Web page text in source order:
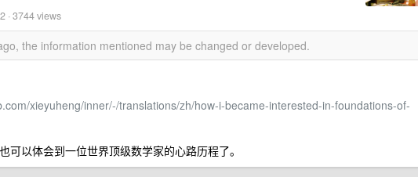
· 3744 views
the information mentioned may be changed or developed.
xieyuheng/inner/-/translations/zh/how-i-became-interested-in-foundations-of-
可以体会到一位世界顶级数学家的心路历程了。